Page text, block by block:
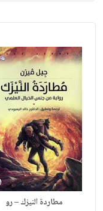
مطاردة النيزك – رو